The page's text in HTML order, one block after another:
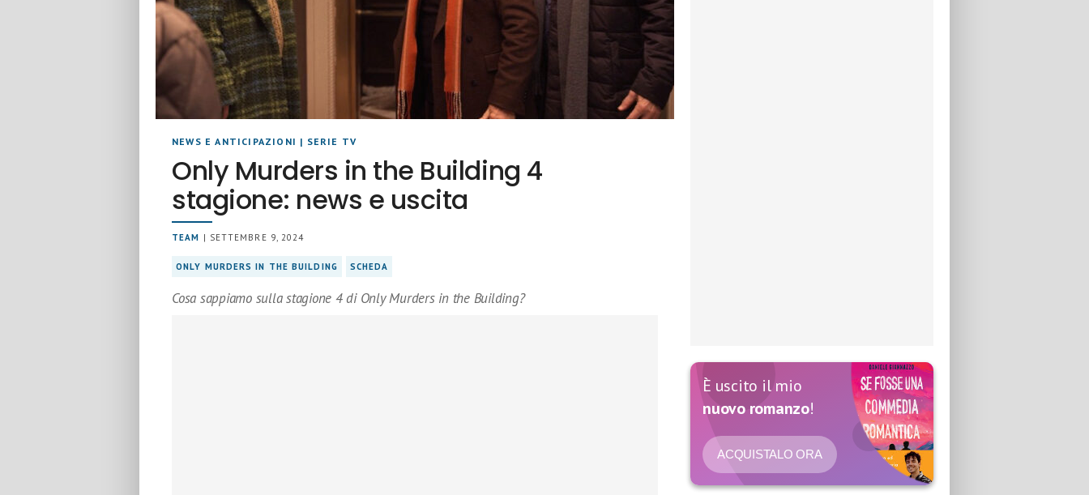
NEWS E ANTICIPAZIONI | SERIE TV
Only Murders in the Building 4
stagione: news e uscita
TEAM | SETTEMBRE 9, 2024
ONLY MURDERS IN THE BUILDING SCHEDA
Cosa sappiamo sulla stagione 4 di Only Murders in the Building?
È uscito il mio
nuovo romanzo!
ACQUISTALO ORA